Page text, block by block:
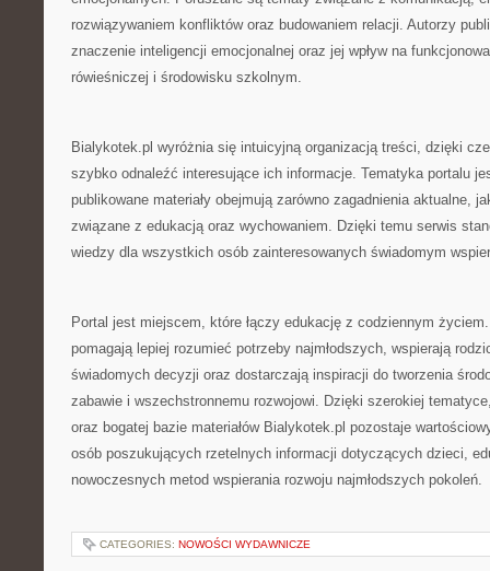
rozwiązywaniem konfliktów oraz budowaniem relacji. Autorzy
znaczenie inteligencji emocjonalnej oraz jej wpływ na
rówieśniczej i środowisku szkolnym.
Bialykotek.pl wyróżnia się intuicyjną organizacją treści, dzięki
szybko odnaleźć interesujące ich informacje. Tematyka portalu
publikowane materiały obejmują zarówno zagadnienia aktualne,
związane z edukacją oraz wychowaniem. Dzięki temu serwis
wiedzy dla wszystkich osób zainteresowanych świadomym
Portal jest miejscem, które łączy edukację z codziennym
pomagają lepiej rozumieć potrzeby najmłodszych, wspierają
świadomych decyzji oraz dostarczają inspiracji do tworzenia
zabawie i wszechstronnemu rozwojowi. Dzięki szerokiej
oraz bogatej bazie materiałów Bialykotek.pl pozostaje
osób poszukujących rzetelnych informacji dotyczących dzieci,
nowoczesnych metod wspierania rozwoju najmłodszych pokoleń.
CATEGORIES: NOWOŚCI WYDAWNICZE